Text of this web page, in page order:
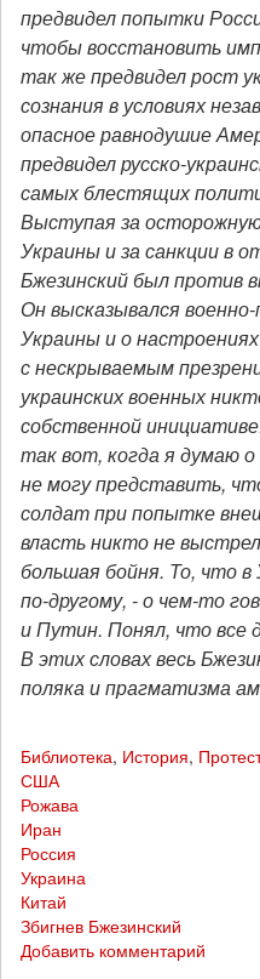
предвидел попытки
чтобы восстановить
так же предвидел рост
сознания в условиях
опасное равнодушие
предвидел русско-
самых блестящих
Выступая за
Украины и за санкции в
Бжезинский был против
Он высказывался
Украины и о
с нескрываемым
украинских военных
собственной
так вот, когда я думаю
не могу представить,
солдат при попытке
власть никто не
большая бойня. То, что в
по-другому, - о чем-то
и Путин. Понял, что все
В этих словах весь
поляка и прагматизма
Библиотека, История,
США
Рожава
Иран
Россия
Украина
Китай
Збигнев Бжезинский
Добавить комментарий